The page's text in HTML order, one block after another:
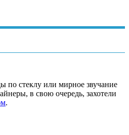
по стеклу или мирное звучание
в свою очередь, захотели
.